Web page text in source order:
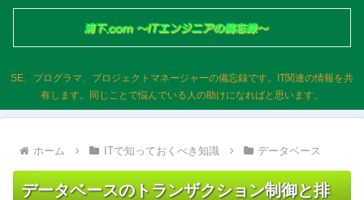
SE、プログラマ、プロジェクトマネージャーの備忘録です。IT関連の情報を共
有します。同じことで悩んでいる人の助けになればと思います。
ホーム ITで知っておくべき知識 データベース
データベースのトランザクション制御と排